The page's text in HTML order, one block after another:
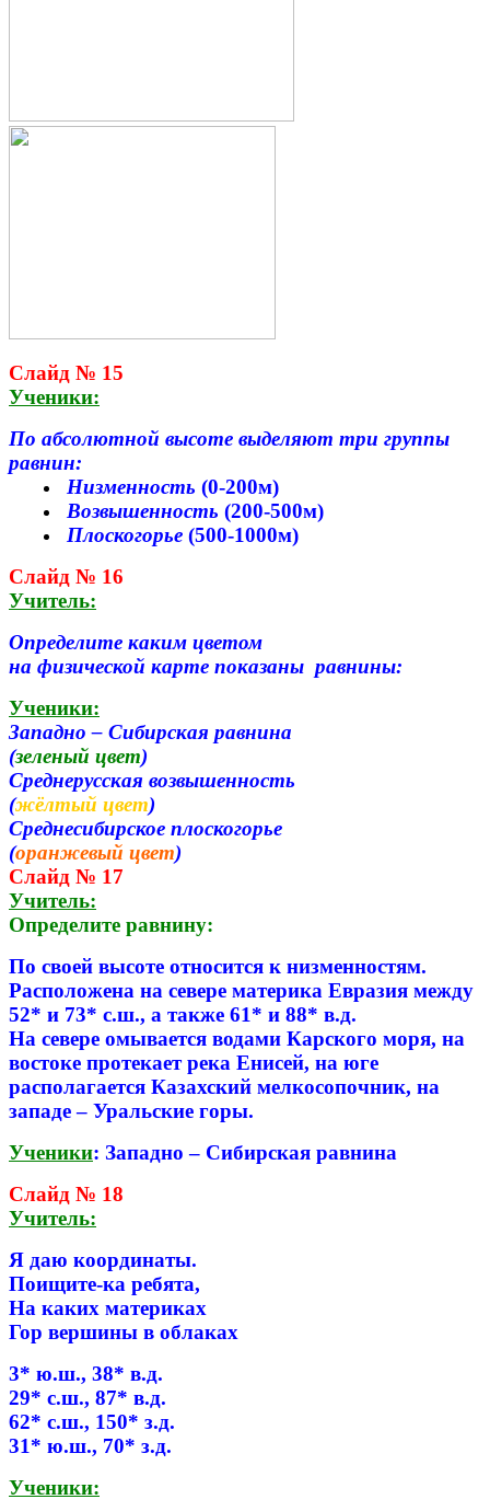
Слайд № 15
Ученики:
По абсолютной высоте выделяют три группы
равнин:
Низменность (0-200м)
Возвышенность (200-500м)
Плоскогорье (500-1000м)
Слайд № 16
Учитель:
Определите каким цветом
на физической карте показаны равнины:
Ученики:
Западно – Сибирская равнина
(зеленый цвет)
Среднерусская возвышенность
(жёлтый цвет)
Среднесибирское плоскогорье
(оранжевый цвет)
Слайд № 17
Учитель:
Определите равнину:
По своей высоте относится к низменностям.
Расположена на севере материка Евразия между
52* и 73* с.ш., а также 61* и 88* в.д.
На севере омывается водами Карского моря, на
востоке протекает река Енисей, на юге
располагается Казахский мелкосопочник, на
западе – Уральские горы.
Ученики: Западно – Сибирская равнина
Слайд № 18
Учитель:
Я даю координаты.
Поищите-ка ребята,
На каких материках
Гор вершины в облаках
3* ю.ш., 38* в.д.
29* с.ш., 87* в.д.
62* с.ш., 150* з.д.
31* ю.ш., 70* з.д.
Ученики: